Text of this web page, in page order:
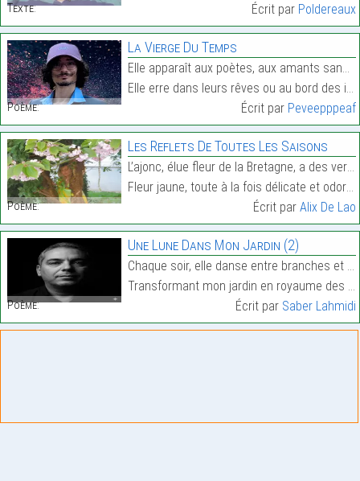
Texte: Écrit par Poldereaux
Poème:
La Vierge Du Temps
Elle apparaît aux poètes, aux amants sans lendemai
Elle erre dans leurs rêves ou au bord des instants…
Écrit par Peveepppeaf
Poème:
Les Reflets De Toutes Les Saisons
L’ajonc, élue fleur de la Bretagne, a des vertus r
Fleur jaune, toute à la fois délicate et odorante,…
Écrit par Alix De Lao
Poème:
Une Lune Dans Mon Jardin (2)
Chaque soir, elle danse entre branches et fleurs,
Transformant mon jardin en royaume des heures.…
Écrit par Saber Lahmidi